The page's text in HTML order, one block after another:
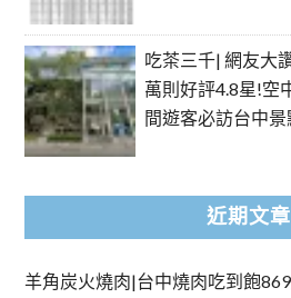
吃茶三千| 網友大
萬則好評4.8星!空
間遊客必訪台中景
近期文章
羊角炭火燒肉|台中燒肉吃到飽